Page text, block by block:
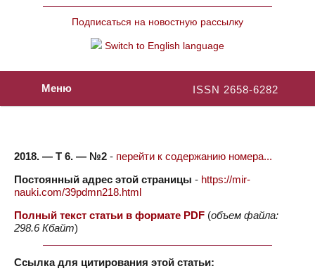
Подписаться на новостную рассылку
Switch to English language
ISSN 2658-6282
Меню
2018. — Т 6. — №2 - перейти к содержанию номера...
Постоянный адрес этой страницы - https://mir-
nauki.com/39pdmn218.html
Полный текст статьи в формате PDF (объем файла:
298.6 Кбайт)
Ссылка для цитирования этой статьи: